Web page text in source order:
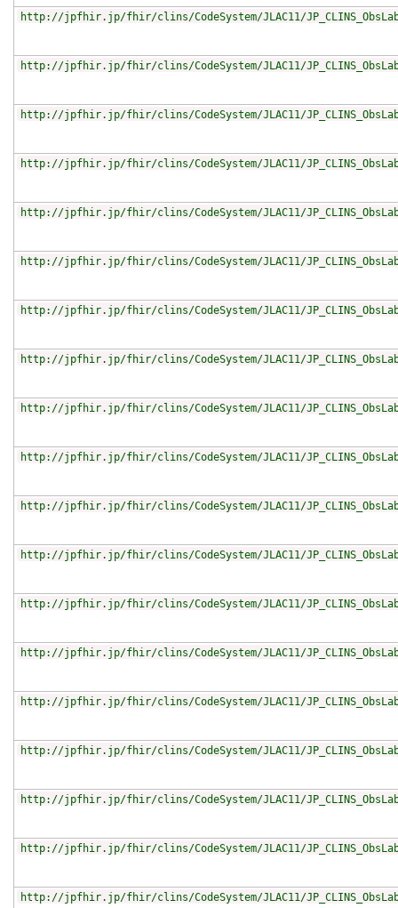
http://jpfhir.jp/fhir/clins/CodeSystem/JLAC11/
http://jpfhir.jp/fhir/clins/CodeSystem/JLAC11/
http://jpfhir.jp/fhir/clins/CodeSystem/JLAC11/
http://jpfhir.jp/fhir/clins/CodeSystem/JLAC11/
http://jpfhir.jp/fhir/clins/CodeSystem/JLAC11/
http://jpfhir.jp/fhir/clins/CodeSystem/JLAC11/
http://jpfhir.jp/fhir/clins/CodeSystem/JLAC11/
http://jpfhir.jp/fhir/clins/CodeSystem/JLAC11/
http://jpfhir.jp/fhir/clins/CodeSystem/JLAC11/
http://jpfhir.jp/fhir/clins/CodeSystem/JLAC11/
http://jpfhir.jp/fhir/clins/CodeSystem/JLAC11/
http://jpfhir.jp/fhir/clins/CodeSystem/JLAC11/
http://jpfhir.jp/fhir/clins/CodeSystem/JLAC11/
http://jpfhir.jp/fhir/clins/CodeSystem/JLAC11/
http://jpfhir.jp/fhir/clins/CodeSystem/JLAC11/
http://jpfhir.jp/fhir/clins/CodeSystem/JLAC11/
http://jpfhir.jp/fhir/clins/CodeSystem/JLAC11/
http://jpfhir.jp/fhir/clins/CodeSystem/JLAC11/
http://jpfhir.jp/fhir/clins/CodeSystem/JLAC11/